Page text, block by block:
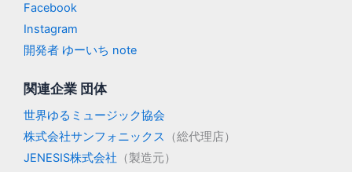
Facebook
Instagram
開発者 ゆーいち note
関連企業 団体
世界ゆるミュージック協会
株式会社サンフォニックス
（総代理店）
JENESIS株式会社 （製造元）